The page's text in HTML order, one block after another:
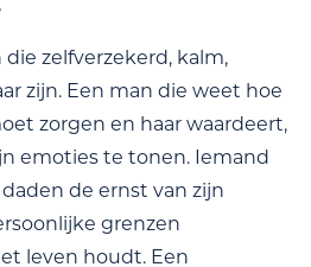
zelfverzekerd, kalm,
zijn. Een man die weet hoe
zorgen en haar waardeert,
emoties te tonen. Iemand
de ernst van zijn
grenzen
leven houdt. Een